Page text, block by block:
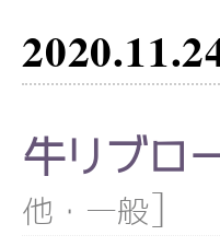
牛リブロ
他・一般